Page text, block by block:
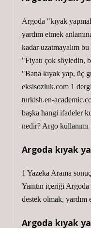
Argoda "kıyak
yardım etmek
kadar uzatmayalım
"Fiyatı çok söyledin,
"Bana kıyak yap, üç
eksisozluk.com 1
turkish.en-
başka hangi ifadeler
nedir? Argo kullanımı
Argoda kıyak
1 Yazeka Arama
Yanıtın içeriği
destek olmak, yardım
Argoda kıyak